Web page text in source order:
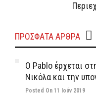
ΠΡΌΣΦΑΤΑ ΆΡΘΡΑ
Ο Pablo έρχεται
Νικόλα και την
Posted On 11 Ιούν 2019